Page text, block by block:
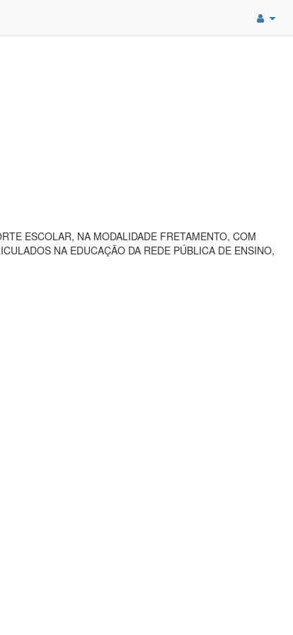
ESCOLAR, NA MODALIDADE FRETAMENTO, COM
NA EDUCAÇÃO DA REDE PÚBLICA DE ENSINO,